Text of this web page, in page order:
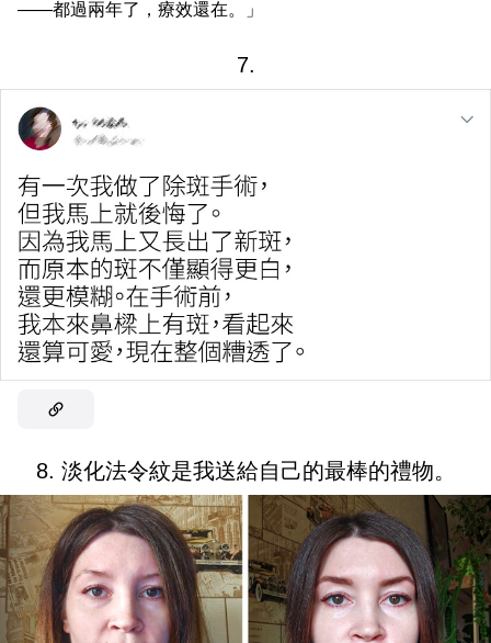
——都過兩年了，療效還在。」
7.
8. 淡化法令紋是我送給自己的最棒的禮物。